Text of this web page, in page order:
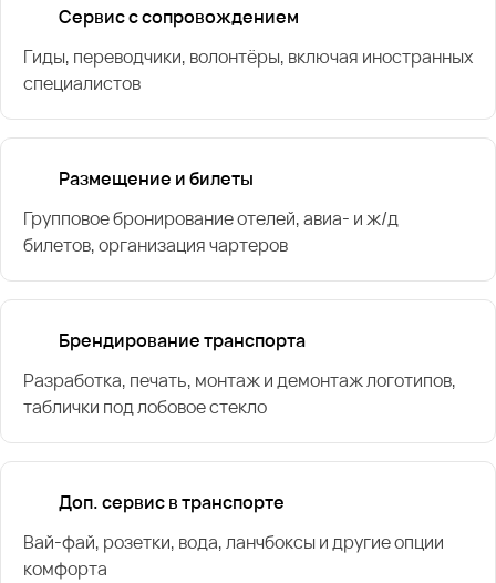
Сервис с сопровождением
Гиды, переводчики, волонтёры, включая иностранных
специалистов
Размещение и билеты
Групповое бронирование отелей, авиа- и ж/д
билетов, организация чартеров
Брендирование транспорта
Разработка, печать, монтаж и демонтаж логотипов,
таблички под лобовое стекло
Доп. сервис в транспорте
Вай-фай, розетки, вода, ланчбоксы и другие опции
комфорта